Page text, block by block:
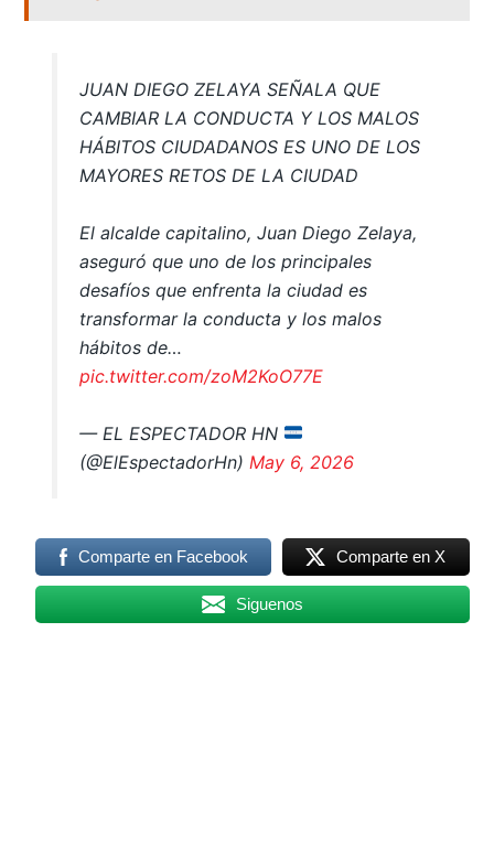
JUAN DIEGO ZELAYA SEÑALA QUE
CAMBIAR LA CONDUCTA Y LOS MALOS
HÁBITOS CIUDADANOS ES UNO DE LOS
MAYORES RETOS DE LA CIUDAD
El alcalde capitalino, Juan Diego Zelaya,
aseguró que uno de los principales
desafíos que enfrenta la ciudad es
transformar la conducta y los malos
hábitos de…
pic.twitter.com/zoM2KoO77E
— EL ESPECTADOR HN
(@ElEspectadorHn) May 6, 2026
Comparte en Facebook Comparte en X
Siguenos